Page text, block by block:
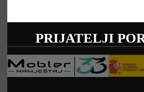
PRIJATELJI